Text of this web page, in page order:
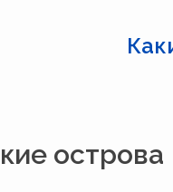
острова